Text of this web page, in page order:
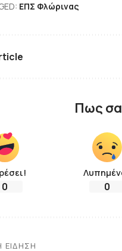
ΕΠΣ Φλώρινας
Πως
0 0